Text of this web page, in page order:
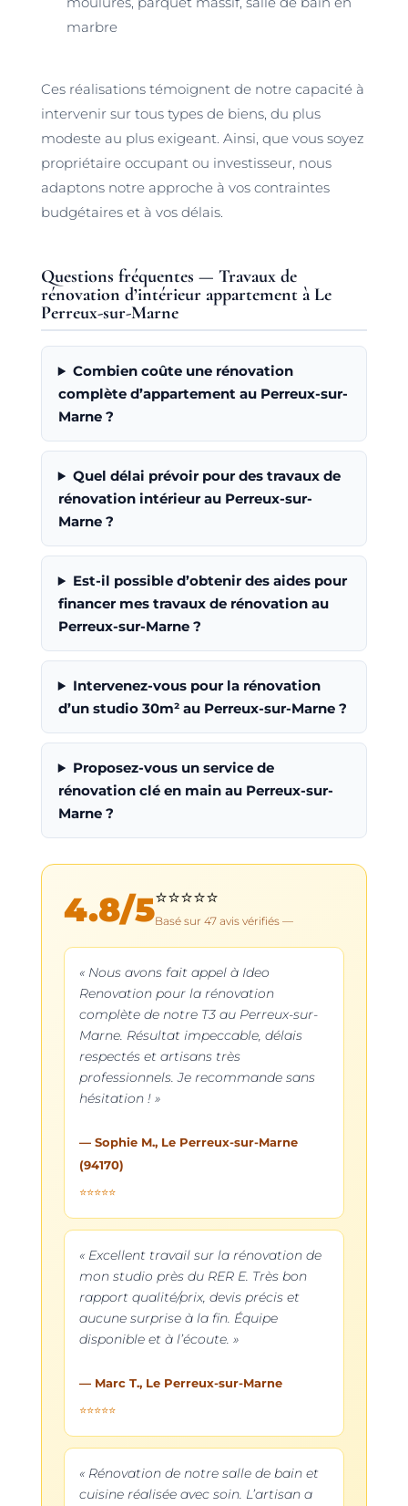
marbre
Ces réalisations témoignent de notre capacité à
intervenir sur tous types de biens, du plus
modeste au plus exigeant. Ainsi, que vous soyez
propriétaire occupant ou investisseur, nous
adaptons notre approche à vos contraintes
budgétaires et à vos délais.
Questions fréquentes — Travaux de
rénovation d’intérieur appartement à Le
Perreux-sur-Marne
Combien coûte une rénovation
complète d’appartement au Perreux-sur-
Marne ?
Quel délai prévoir pour des travaux de
rénovation intérieur au Perreux-sur-
Marne ?
Est-il possible d’obtenir des aides pour
financer mes travaux de rénovation au
Perreux-sur-Marne ?
Intervenez-vous pour la rénovation
d’un studio 30m² au Perreux-sur-Marne ?
Proposez-vous un service de
rénovation clé en main au Perreux-sur-
Marne ?
4.8/5⭐⭐⭐⭐⭐
Basé sur 47avis vérifiés —
« Nous avons fait appel à Ideo
Renovation pour la rénovation
complète de notre T3 au Perreux-sur-
Marne. Résultat impeccable, délais
respectés et artisans très
professionnels. Je recommande sans
hésitation ! »
— Sophie M., Le Perreux-sur-Marne
(94170)
⭐⭐⭐⭐⭐
« Excellent travail sur la rénovation de
mon studio près du RER E. Très bon
rapport qualité/prix, devis précis et
aucune surprise à la fin. Équipe
disponible et à l’écoute. »
— Marc T., Le Perreux-sur-Marne
⭐⭐⭐⭐⭐
« Rénovation de notre salle de bain et
cuisine réalisée avec soin. L’artisan a